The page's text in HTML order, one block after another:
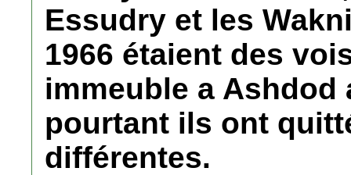
Essudry et les
1966 étaient des
immeuble a Ashdod
pourtant ils ont
différentes.